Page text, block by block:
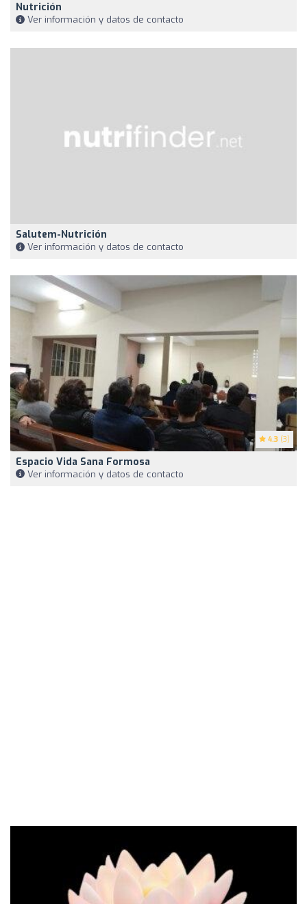
Nutrición
Ver información y datos de contacto
Salutem-Nutrición
Ver información y datos de contacto
4.3 (3)
Espacio Vida Sana Formosa
Ver información y datos de contacto